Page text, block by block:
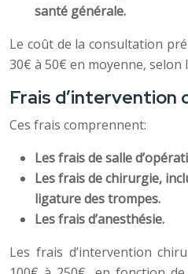
santé générale.
Le coût de la consultation
30€ à 50€ en moyenne, selon
Frais d’intervention
Ces frais comprennent:
Les frais de salle
Les frais de chirurgie,
ligature des trompes.
Les frais d’anesthésie.
Les frais d’intervention